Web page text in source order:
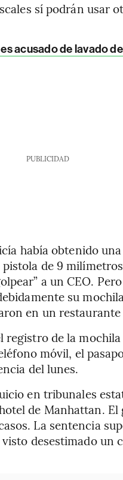
sí podrán usar
acusado de lavado
PUBLICIDAD
había obtenido
de 9
a un CEO.
su
en un restaurante
de la mochila
móvil, el
del lunes.
en tribunales
de Manhattan. El
La sentencia
desestimado un